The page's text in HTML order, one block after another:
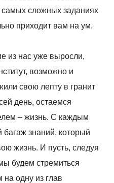
сложных заданиях
приходит вам на ум.
из нас уже выросли,
возможно и
свою лепту в гранит
день, остаемся
– жизнь. С каждым
знаний, который
жизнь. И пусть, следуя
будем стремиться
на одну из глав